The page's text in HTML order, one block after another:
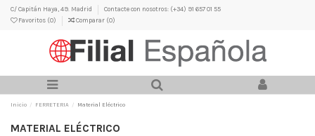
C/ Capitán Haya, 49. Madrid
Contacte con nosotros: (+34) 91 657 01 55
Favoritos (0) Comparar (0)
Inicio FERRETERIA Material Eléctrico
MATERIAL ELÉCTRICO